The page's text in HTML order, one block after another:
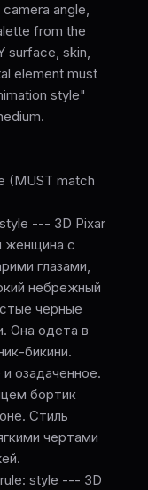
angle,
from the
surface, skin,
element must
style"
(MUST match
--- 3D Pixar
женщина с
глазами,
небрежный
черные
Она одета в
бикини.
озадаченное.
бортик
Стиль
чертами
style --- 3D